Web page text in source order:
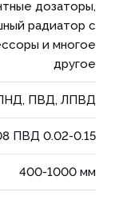
дозаторы,
радиатор с
и многое
другое
ПВД, ЛПВД
ПВД 0.02-0.15
400-1000 мм